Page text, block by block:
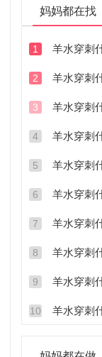
妈妈都在找
羊水穿刺
1
羊水穿刺
2
羊水穿刺
3
羊水穿刺
4
羊水穿刺
5
羊水穿刺
6
羊水穿刺
7
羊水穿刺
8
羊水穿刺
9
羊水穿刺
10